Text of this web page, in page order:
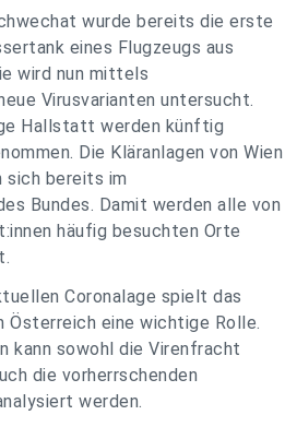
wurde bereits die erste
eines Flugzeugs aus
wird nun mittels
Virusvarianten untersucht.
Hallstatt werden künftig
Die Kläranlagen von Wien
sich bereits im
Bundes. Damit werden alle von
häufig besuchten Orte
Coronalage spielt das
Österreich eine wichtige Rolle.
kann sowohl die Virenfracht
die vorherrschenden
werden.